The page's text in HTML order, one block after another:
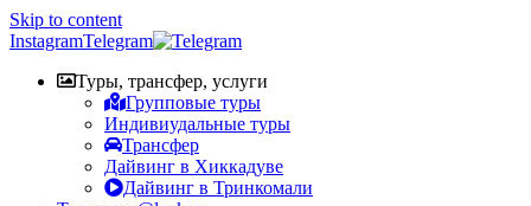
Skip to content
InstagramTelegram
Туры, трансфер, услуги
Групповые туры
Индивиудальные туры
Трансфер
Дайвинг в Хиккадуве
Дайвинг в Тринкомали